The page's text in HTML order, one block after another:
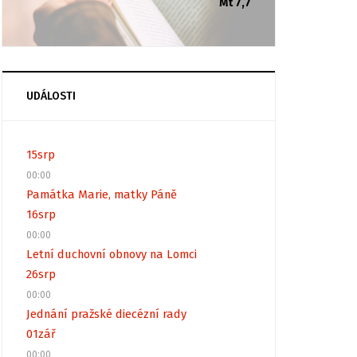
Mt 7,7
UDÁLOSTI
15srp
00:00
Památka Marie, matky Páně
16srp
00:00
Letní duchovní obnovy na Lomci
26srp
00:00
Jednání pražské diecézní rady
01zář
00:00